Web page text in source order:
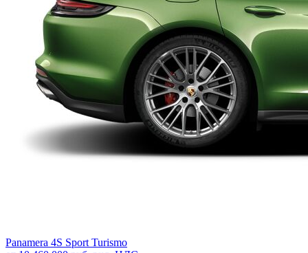
Panamera 4S Sport Turismo